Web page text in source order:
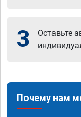
3
Оставьте
Почему нам